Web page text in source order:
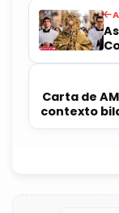
Carta de
contexto